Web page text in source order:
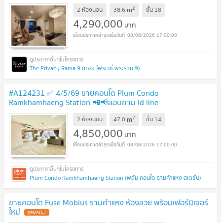
2 ห้องนอน 38.6 m2 ชั้น 18
4,290,000 บาท
08/08/2026 17:00:00
The Privacy Rama 9 (เดอะ ไพรเวซี่ พระราม 9)
#A124231 ✅ 4/5/69 ขายคอนโด Plum Condo
Ramkhamhaeng Station 📲📢สอบถาม ld line
@condoboy UPDATE !
2 ห้องนอน 47.0 m2 ชั้น 14
4,850,000 บาท
08/08/2026 17:00:00
Plum Condo Ramkhamhaeng Station (พลัม คอนโด รามคำแหง สเตชั่น)
ขายคอนโด Fuse Mobius รามคำแหง ห้องสวย พร้อมเฟอร์นิเจอร์
ใหม่ UPDATE !